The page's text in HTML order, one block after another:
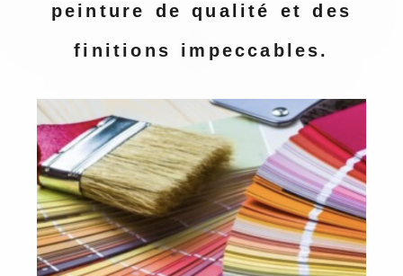
peinture de qualité et des
finitions impeccables.